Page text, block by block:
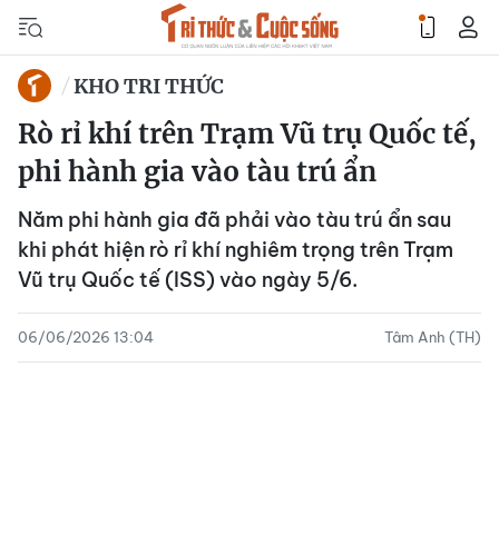
KHO TRI THỨC
Rò rỉ khí trên Trạm Vũ trụ Quốc tế,
phi hành gia vào tàu trú ẩn
Năm phi hành gia đã phải vào tàu trú ẩn sau
khi phát hiện rò rỉ khí nghiêm trọng trên Trạm
Vũ trụ Quốc tế (ISS) vào ngày 5/6.
06/06/2026 13:04 Tâm Anh (TH)